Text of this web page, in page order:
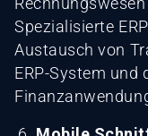
Spezialisierte
Austausch von
ERP-System und